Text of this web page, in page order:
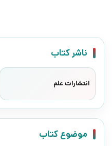
ناشر کتاب
انتشارات علم
موضوع کتاب